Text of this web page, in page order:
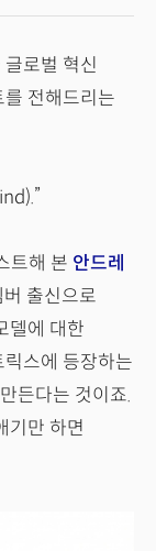
로벌 혁신
전해드리는
트해 본 안드레
출신으로
델에 대한
스에 등장하는
든다는 것이죠.
기만 하면